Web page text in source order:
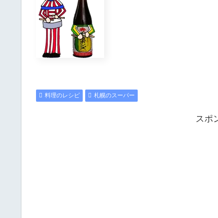
料理のレシピ 札幌のスーパー
スポ